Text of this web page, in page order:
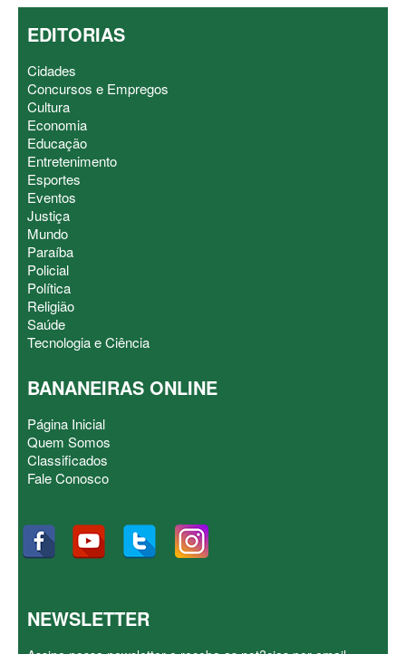
EDITORIAS
Cidades
Concursos e Empregos
Cultura
Economia
Educação
Entretenimento
Esportes
Eventos
Justiça
Mundo
Paraíba
Policial
Política
Religião
Saúde
Tecnologia e Ciência
BANANEIRAS ONLINE
Página Inicial
Quem Somos
Classificados
Fale Conosco
NEWSLETTER